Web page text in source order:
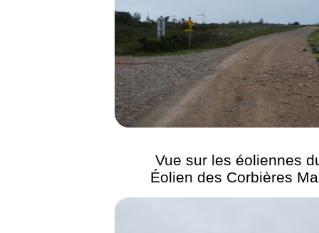
Vue sur les éoliennes
Éolien des Corbières